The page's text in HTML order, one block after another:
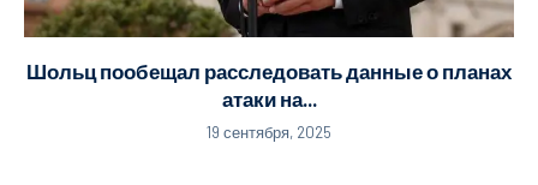
Шольц пообещал расследовать данные о планах
атаки на...
19 сентября, 2025